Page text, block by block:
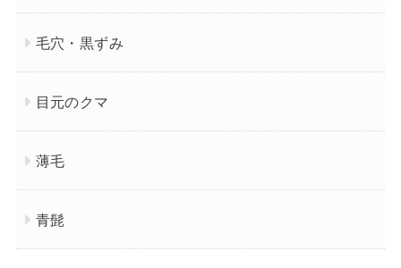
毛穴・黒ずみ
目元のクマ
薄毛
青髭